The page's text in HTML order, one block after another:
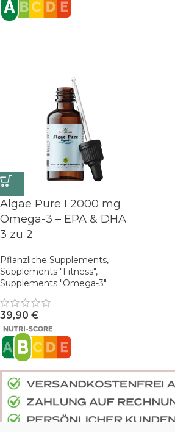
Algae Pure I 2000 mg
Omega-3 – EPA & DHA
3 zu 2
Pflanzliche Supplements,
Supplements "Fitness",
Supplements "Omega-3"
39,90 €